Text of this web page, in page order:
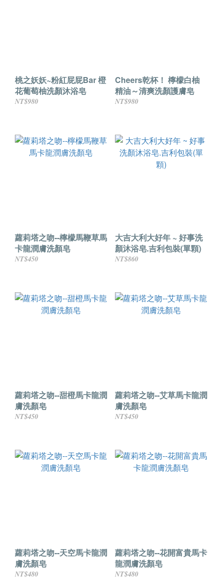
桃之妖妖~粉紅屁屁Bar 橙
花葡萄柚洗顏沐浴皂
NT$980
Cheers乾杯！ 檸檬白柚
精油～清爽洗顏護膚皂
NT$980
蘿莉塔之吻--檸檬馬鞭草馬
卡龍潤膚洗顏皂
NT$450
大吉大利大好年 ~ 好事洗
顏沐浴皂.吉利包裝(單顆)
NT$860
蘿莉塔之吻--甜橙馬卡龍潤
膚洗顏皂
NT$450
蘿莉塔之吻--艾草馬卡龍潤
膚洗顏皂
NT$450
蘿莉塔之吻--天空馬卡龍潤
膚洗顏皂
NT$480
蘿莉塔之吻--花開富貴馬卡
龍潤膚洗顏皂
NT$480